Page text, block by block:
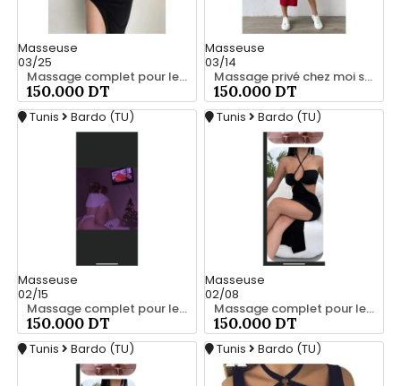
Masseuse
03/25
Massage complet pour les hommes srd 20466285
150.000 DT
Masseuse
03/14
Massage privé chez moi srd 55066248
150.000 DT
Tunis Bardo (TU)
Masseuse
02/15
Massage complet pour les hommes srd à bardo 55066248
150.000 DT
Tunis Bardo (TU)
Masseuse
02/08
Massage complet pour les hommes srd 55066248
150.000 DT
Tunis Bardo (TU) Tunis Bardo (TU)